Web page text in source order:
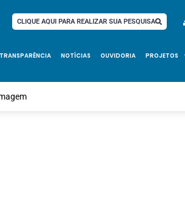
CLIQUE AQUI PARA REALIZAR SUA PESQUISA
TRANSPARÊNCIA NOTÍCIAS OUVIDORIA PROJETOS